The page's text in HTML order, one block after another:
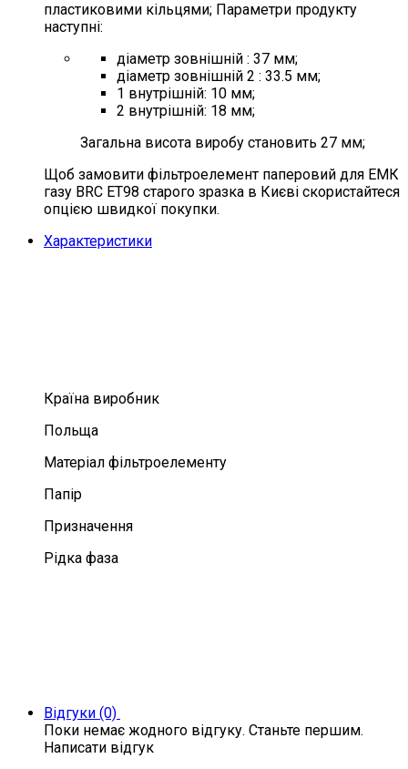
пластиковими кільцями; Параметри продукту
наступні:
діаметр зовнішній : 37 мм;
діаметр зовнішній 2 : 33.5 мм;
1 внутрішній: 10 мм;
2 внутрішній: 18 мм;
Загальна висота виробу становить 27 мм;
Щоб замовити фільтроелемент паперовий для ЕМК
газу BRC ET98 старого зразка в Києві скористайтеся
опцією швидкої покупки.
Характеристики
Країна виробник
Польща
Матеріал фільтроелементу
Папір
Призначення
Рідка фаза
Відгуки (0)
Поки немає жодного відгуку. Станьте першим.
Написати відгук